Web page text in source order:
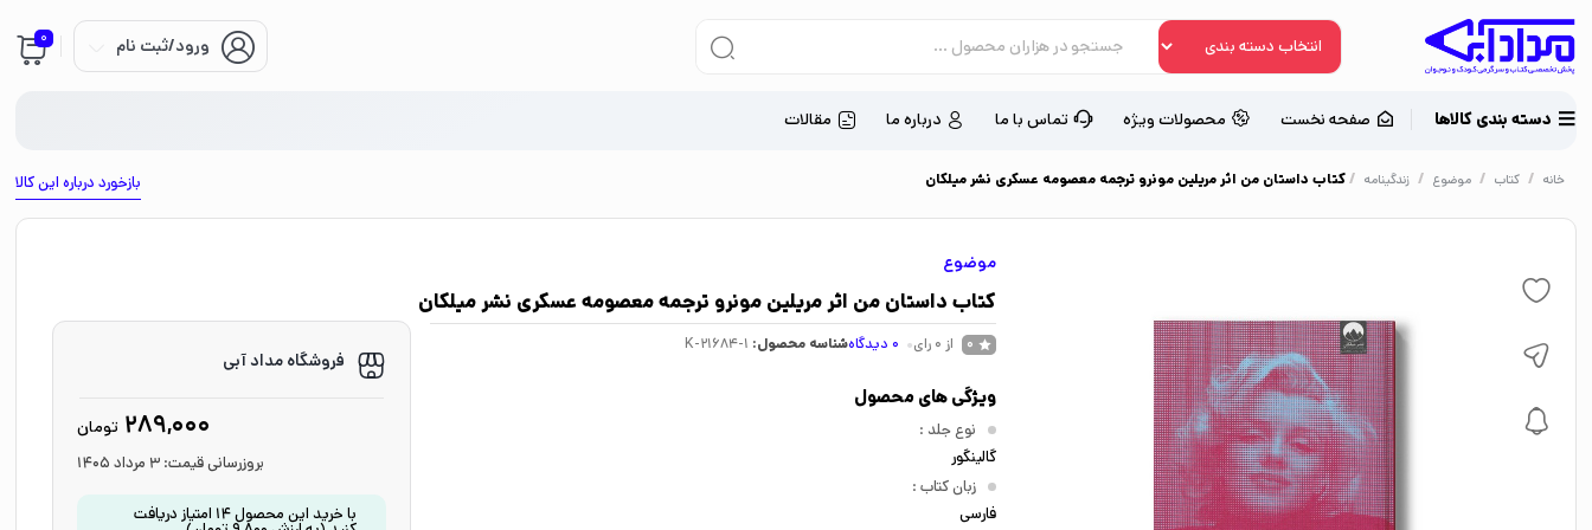
ورود/ثبت نام 0
دسته بندی کالاها صفحه نخست محصولات ویژه تماس با ما درباره ما مقالات
بازخورد درباره این کالا خانه / کتاب / موضوع / زندگینامه /کتاب داستان من اثر مریلین مونرو ترجمه معصومه عسکری نشر میلکان
موضوع
کتاب داستان من اثر مریلین مونرو ترجمه معصومه عسکری نشر میلکان
0 از 0 رای 0 دیدگاهشناسه محصول: K-21684-1
ویژگی های محصول
نوع جلد :
گالینگور
زبان کتاب :
فارسی
فروشگاه مداد آبی
289,000 تومان
بروزرسانی قیمت: 3 مرداد 1405
با خرید این محصول14 امتیاز دریافت